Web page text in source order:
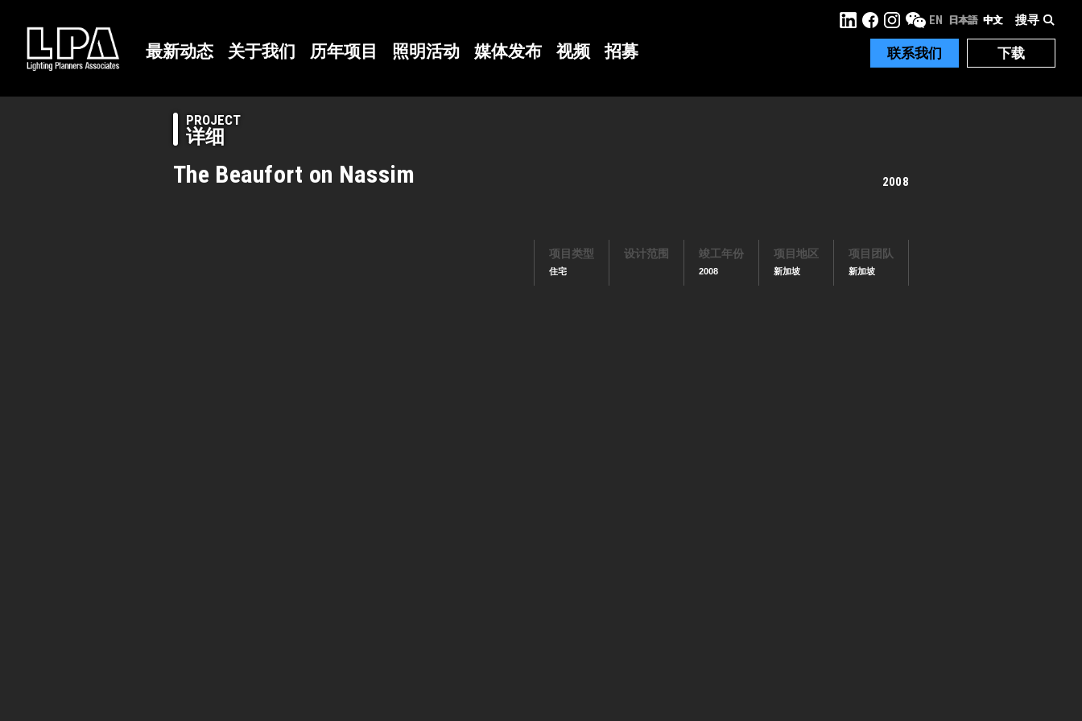
最新动态 关于我们 历年项目 照明活动 媒体发布 视频 招募 下载
联系我们
搜寻
EN 日本語 中文
PROJECT
详细
The Beaufort on Nassim 2008
项目类型
住宅
设计范围 竣工年份
2008
项目地区
新加坡
项目团队
新加坡